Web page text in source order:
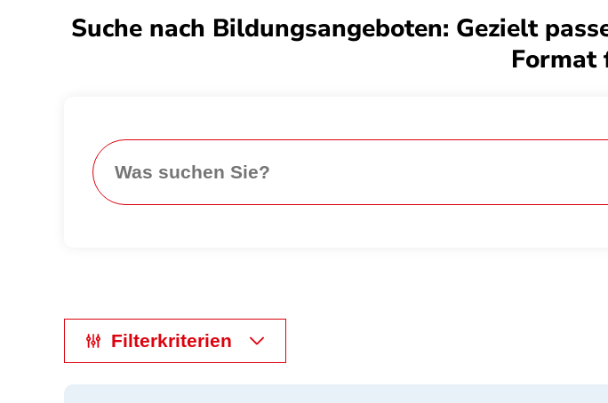
Suche nach Bildungsangeboten: Gezielt
Format
Filterkriterien